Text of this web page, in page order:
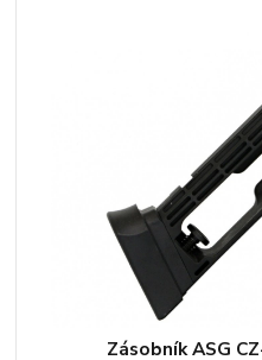
Zásobník ASG